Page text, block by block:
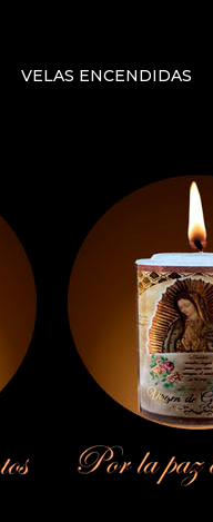
VELAS ENCENDIDAS